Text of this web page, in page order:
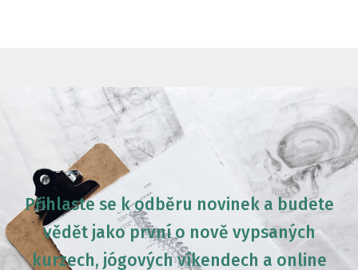
Přihlaste se k odběru novinek a budete
vědět jako první o nově vypsaných
kurzech, jógových víkendech a online